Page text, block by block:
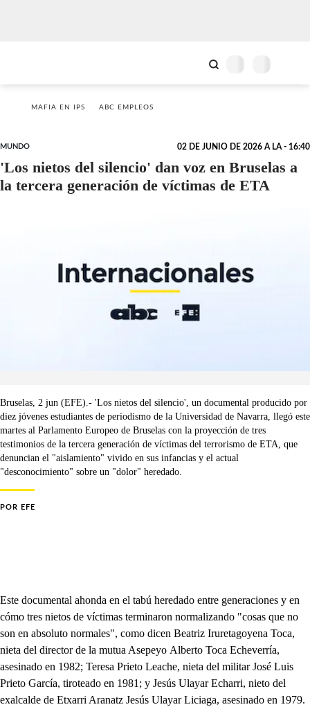
MAFIA EN IPS ABC EMPLEOS
MUNDO 02 DE JUNIO DE 2026 A LA - 16:40
'Los nietos del silencio' dan voz en Bruselas a
la tercera generación de víctimas de ETA
Bruselas, 2 jun (EFE).- 'Los nietos del silencio', un documental producido por
diez jóvenes estudiantes de periodismo de la Universidad de Navarra, llegó este
martes al Parlamento Europeo de Bruselas con la proyección de tres
testimonios de la tercera generación de víctimas del terrorismo de ETA, que
denuncian el "aislamiento" vivido en sus infancias y el actual
"desconocimiento" sobre un "dolor" heredado.
POR EFE
Este documental ahonda en el tabú heredado entre generaciones y en
cómo tres nietos de víctimas terminaron normalizando "cosas que no
son en absoluto normales", como dicen Beatriz Iruretagoyena Toca,
nieta del director de la mutua Asepeyo Alberto Toca Echeverría,
asesinado en 1982; Teresa Prieto Leache, nieta del militar José Luis
Prieto García, tiroteado en 1981; y Jesús Ulayar Echarri, nieto del
exalcalde de Etxarri Aranatz Jesús Ulayar Liciaga, asesinado en 1979.